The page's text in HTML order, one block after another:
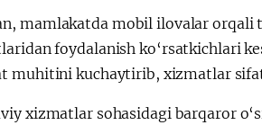
mamlakatda mobil ilovalar
foydalanish ko‘rsatkichlari
muhitini kuchaytirib, xizmatlar
xizmatlar sohasidagi barqaror